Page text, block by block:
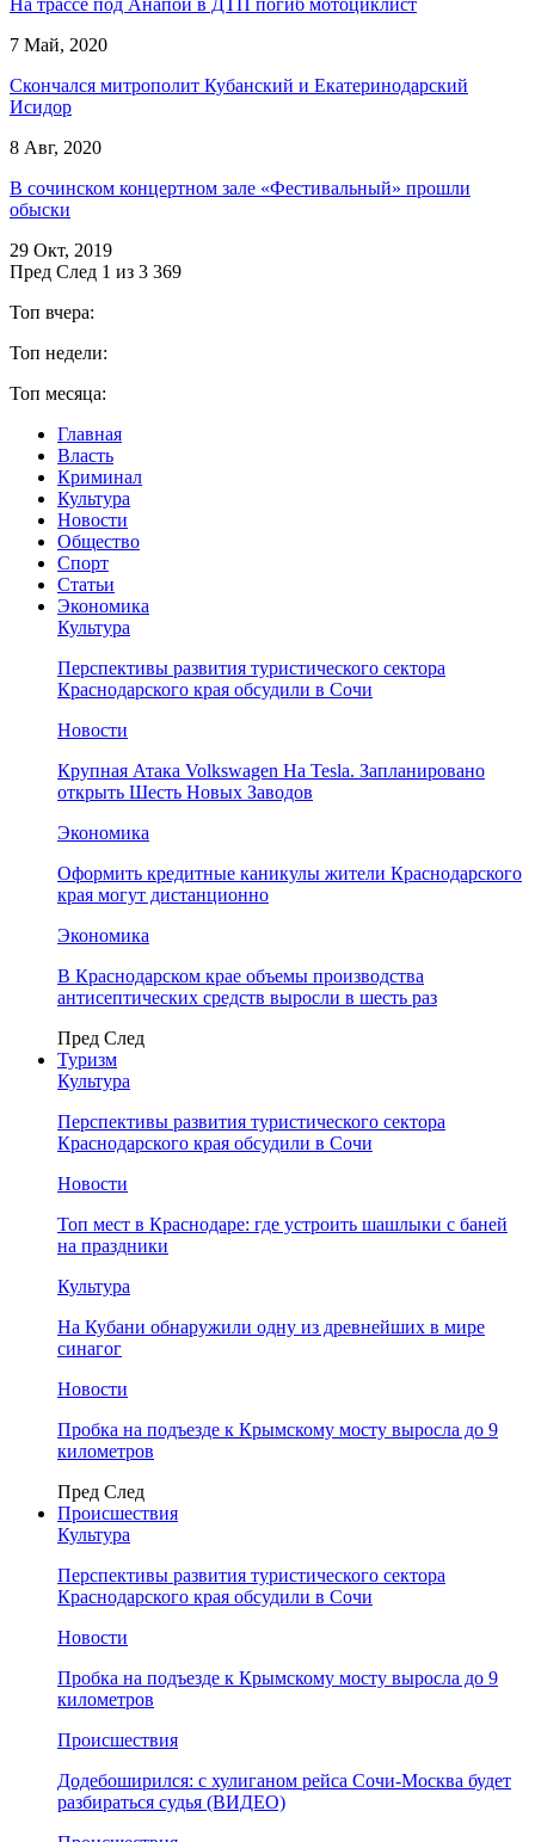
7 Май, 2020
Скончался митрополит Кубанский и Екатеринодарский
Исидор
8 Авг, 2020
В сочинском концертном зале «Фестивальный» прошли
обыски
29 Окт, 2019
Пред След 1 из 3 369
Топ вчера:
Топ недели:
Топ месяца:
Главная
Власть
Криминал
Культура
Новости
Общество
Спорт
Статьи
Экономика
Культура
Перспективы развития туристического сектора
Краснодарского края обсудили в Сочи
Новости
Крупная Атака Volkswagen На Tesla. Запланировано
открыть Шесть Новых Заводов
Экономика
Оформить кредитные каникулы жители Краснодарского
края могут дистанционно
Экономика
В Краснодарском крае объемы производства
антисептических средств выросли в шесть раз
Пред След
Туризм
Культура
Перспективы развития туристического сектора
Краснодарского края обсудили в Сочи
Новости
Топ мест в Краснодаре: где устроить шашлыки с баней
на праздники
Культура
На Кубани обнаружили одну из древнейших в мире
синагог
Новости
Пробка на подъезде к Крымскому мосту выросла до 9
километров
Пред След
Происшествия
Культура
Перспективы развития туристического сектора
Краснодарского края обсудили в Сочи
Новости
Пробка на подъезде к Крымскому мосту выросла до 9
километров
Происшествия
Додебоширился: с хулиганом рейса Сочи-Москва будет
разбираться судья (ВИДЕО)